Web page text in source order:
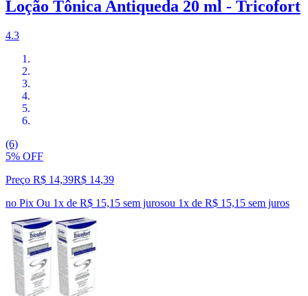
Loção Tônica Antiqueda 20 ml - Tricofort
4.3
(6)
5% OFF
Preço R$ 14,39R$ 14,39
no Pix Ou 1x de R$ 15,15 sem jurosou 1x de R$ 15,15 sem juros